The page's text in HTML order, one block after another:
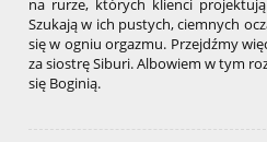
na rurze, których klienci
Szukają w ich pustych, ciemnych
się w ogniu orgazmu. Przejdźmy
za siostrę Siburi. Albowiem w tym
się Boginią.